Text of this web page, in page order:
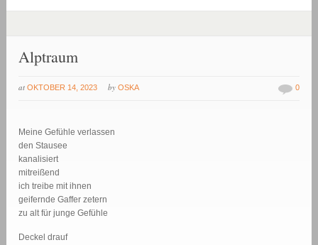
Alptraum
at OKTOBER 14, 2023 by OSKA 0
Meine Gefühle verlassen
den Stausee
kanalisiert
mitreißend
ich treibe mit ihnen
geifernde Gaffer zetern
zu alt für junge Gefühle
Deckel drauf